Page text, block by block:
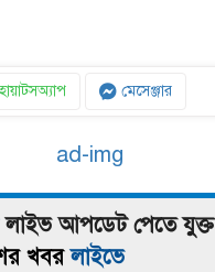
মেসেঞ্জার
লাইভ আপডেট পেতে যুক্ত
খবরলাইভে